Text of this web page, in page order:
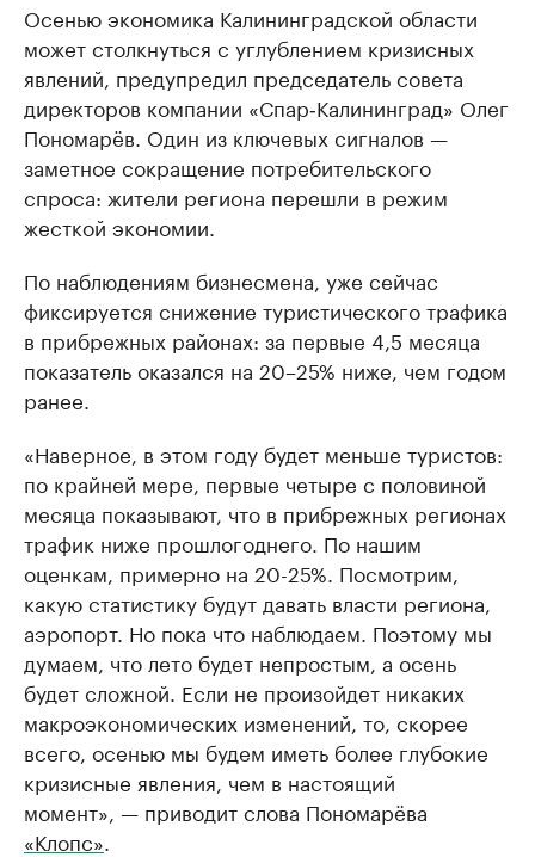
Осенью экономика Калининградской области
может столкнуться с углублением кризисных
явлений, предупредил председатель совета
директоров компании «Спар‑Калининград» Олег
Пономарёв. Один из ключевых сигналов —
заметное сокращение потребительского
спроса: жители региона перешли в режим
жесткой экономии.
По наблюдениям бизнесмена, уже сейчас
фиксируется снижение туристического трафика
в прибрежных районах: за первые 4,5 месяца
показатель оказался на 20–25% ниже, чем годом
ранее.
«Наверное, в этом году будет меньше туристов:
по крайней мере, первые четыре с половиной
месяца показывают, что в прибрежных регионах
трафик ниже прошлогоднего. По нашим
оценкам, примерно на 20-25%. Посмотрим,
какую статистику будут давать власти региона,
аэропорт. Но пока что наблюдаем. Поэтому мы
думаем, что лето будет непростым, а осень
будет сложной. Если не произойдет никаких
макроэкономических изменений, то, скорее
всего, осенью мы будем иметь более глубокие
кризисные явления, чем в настоящий
момент», — приводит слова Пономарёва
«Клопс»